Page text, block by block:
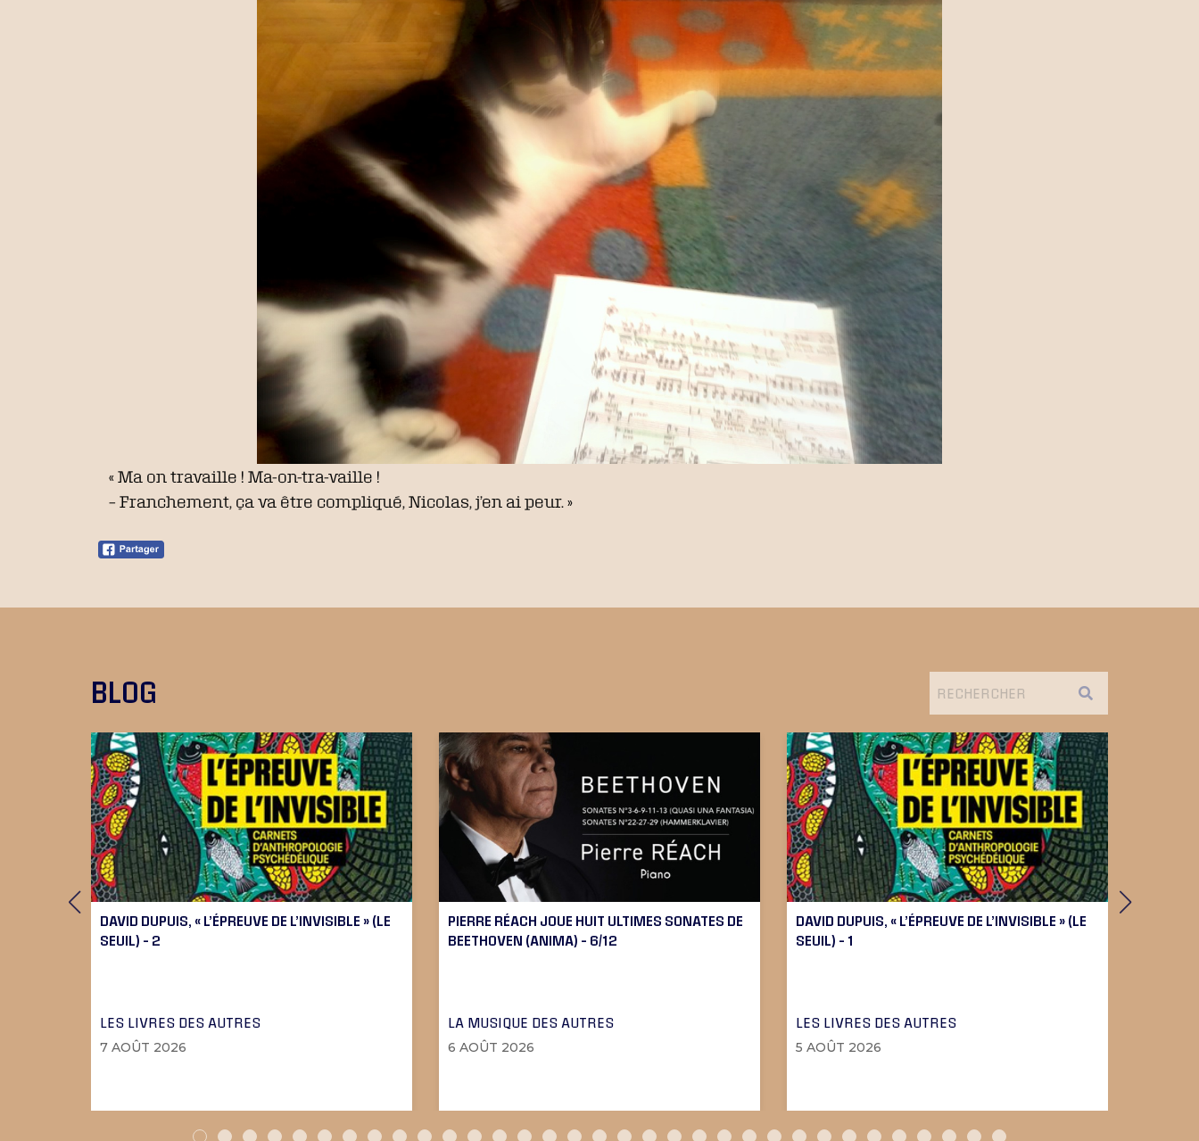
« Ma on travaille ! Ma-on-tra-vaille !
– Franchement, ça va être compliqué, Nicolas, j’en ai peur. »
BLOG
DAVID DUPUIS, « L’ÉPREUVE DE L’INVISIBLE » (LE
SEUIL) – 2
LES LIVRES DES AUTRES
7 AOÛT 2026
PIERRE RÉACH JOUE HUIT ULTIMES SONATES DE
BEETHOVEN (ANIMA) – 6/12
LA MUSIQUE DES AUTRES
6 AOÛT 2026
DAVID DUPUIS, « L’ÉPREUVE DE L’INVISIBLE » (LE
SEUIL) – 1
LES LIVRES DES AUTRES
5 AOÛT 2026